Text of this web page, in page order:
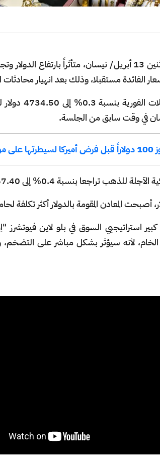
تراجع الذهب، يوم الاثنين 13 أبريل/ نيسان، متأثراً
مستقبلا، وذلك بعد انهيار محادثات
ونزل الذهب
في وقت سابق من الجلسة.
تراجعا بنسبة 0.4% إلى 4767.40 ‌دولار.
أصبحت المعادن المقومة بالدولار ⁠أكثر تكلفة
استراتيجيي السوق في بلو لاين فيوتشرز
الخام، لأنه سيؤثر بشكل مباشر ​على